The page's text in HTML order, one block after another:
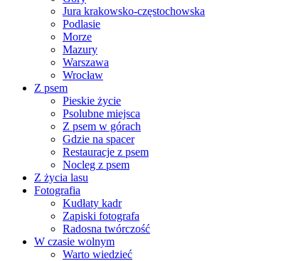
Jura krakowsko-częstochowska
Podlasie
Morze
Mazury
Warszawa
Wrocław
Z psem
Pieskie życie
Psolubne miejsca
Z psem w górach
Gdzie na spacer
Restauracje z psem
Nocleg z psem
Z życia lasu
Fotografia
Kudłaty kadr
Zapiski fotografa
Radosna twórczość
W czasie wolnym
Warto wiedzieć